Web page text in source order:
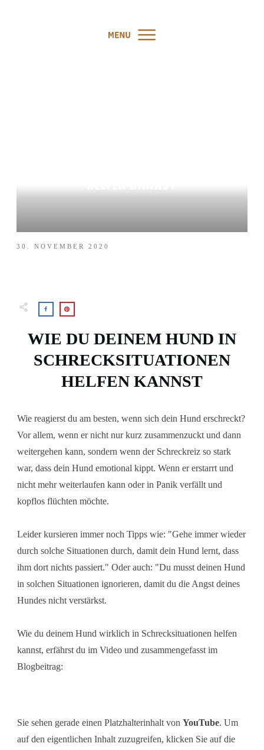
30. NOVEMBER 2020
WIE DU DEINEM HUND IN
SCHRECKSITUATIONEN
HELFEN KANNST
Wie reagierst du am besten, wenn sich dein Hund erschreckt?
Vor allem, wenn er nicht nur kurz zusammenzuckt und dann
weitergehen kann, sondern wenn der Schreckreiz so stark
war, dass dein Hund emotional kippt. Wenn er erstarrt und
nicht mehr weiterlaufen kann oder in Panik verfällt und
kopflos flüchten möchte.
Leider kursieren immer noch Tipps wie: "Gehe immer wieder
durch solche Situationen durch, damit dein Hund lernt, dass
ihm dort nichts passiert." Oder auch: "Du musst deinen Hund
in solchen Situationen ignorieren, damit du die Angst deines
Hundes nicht verstärkst.
Wie du deinem Hund wirklich in Schrecksituationen helfen
kannst, erfährst du im Video und zusammengefasst im
Blogbeitrag:
Sie sehen gerade einen Platzhalterinhalt von YouTube. Um
auf den eigentlichen Inhalt zuzugreifen, klicken Sie auf die